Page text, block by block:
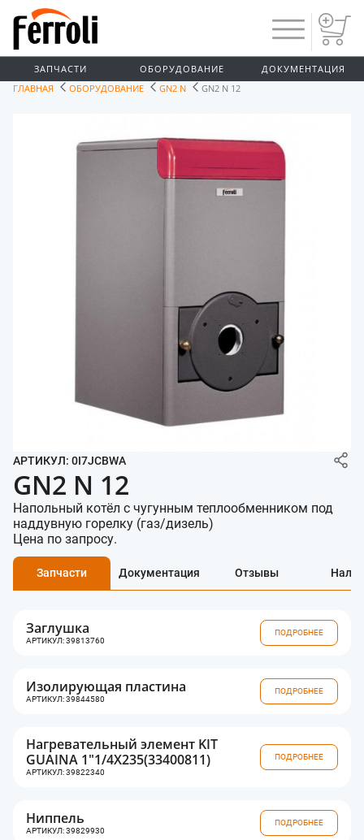
ЗАПЧАСТИ ОБОРУДОВАНИЕ
ДОКУМЕНТАЦИЯ
ГЛАВНАЯ
ОБОРУДОВАНИЕ GN2 N GN2 N 12
АРТИКУЛ: 0I7JCBWA
GN2 N 12
Напольный котёл с чугунным теплообменником под
наддувную горелку (газ/дизель)
Цена по запросу.
Запчасти Документация Отзывы
Заглушка
АРТИКУЛ: 39813760
ПОДРОБНЕЕ
Изолирующая пластина
АРТИКУЛ: 39844580
ПОДРОБНЕЕ
Нагревательный элемент KIT
GUAINA 1"1/4X235(33400811)
АРТИКУЛ: 39822340
ПОДРОБНЕЕ
Ниппель
АРТИКУЛ: 39829930
ПОДРОБНЕЕ